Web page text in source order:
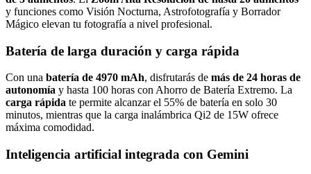
y funciones como Visión Nocturna, Astrofotografía y Borrador
Mágico elevan tu fotografía a nivel profesional.
Batería de larga duración y carga rápida
Con una batería de 4970 mAh, disfrutarás de más de 24 horas de
autonomía y hasta 100 horas con Ahorro de Batería Extremo. La
carga rápida te permite alcanzar el 55% de batería en solo 30
minutos, mientras que la carga inalámbrica Qi2 de 15W ofrece
máxima comodidad.
Inteligencia artificial integrada con Gemini